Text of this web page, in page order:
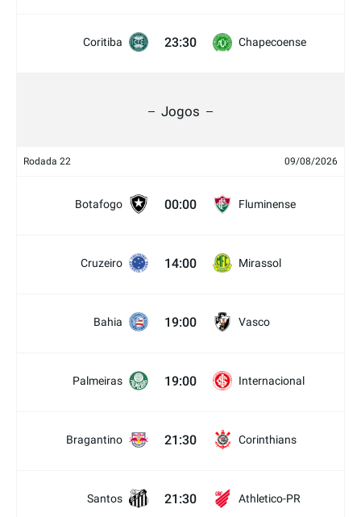
Coritiba 23:30 Chapecoense
Jogos
Rodada 22 09/08/2026
Botafogo 00:00 Fluminense
Cruzeiro 14:00 Mirassol
Bahia 19:00 Vasco
Palmeiras 19:00 Internacional
Bragantino 21:30 Corinthians
Santos 21:30 Athletico-PR